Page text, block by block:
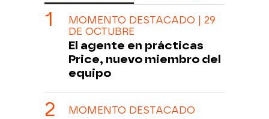
MOMENTO DESTACADO | 29
DE OCTUBRE
El agente en prácticas
Price, nuevo miembro del
equipo
MOMENTO DESTACADO